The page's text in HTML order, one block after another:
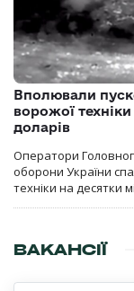
Вполювали
ворожої
доларів
Оператори
оборони України
техніки на десятки
ВАКАНСІЇ